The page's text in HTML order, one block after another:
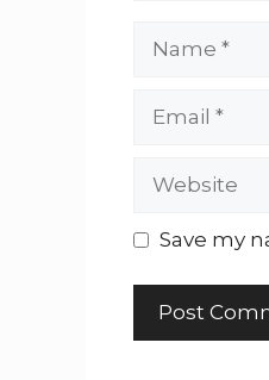
Save my